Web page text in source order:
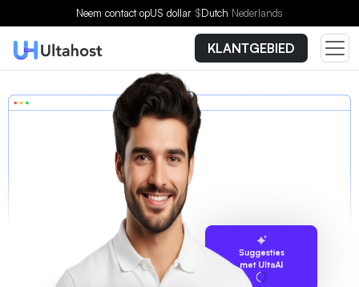
Neem contact opUS dollar $Dutch Nederlands
KLANTGEBIED
Suggesties
met UltaAI